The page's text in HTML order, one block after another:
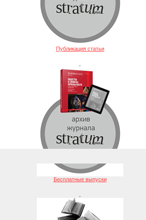
Публикация статьи
.
Бесплатные выпуски
.